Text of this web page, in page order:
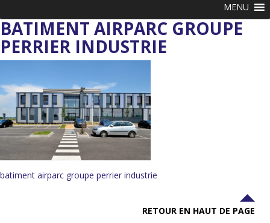
MENU
BATIMENT AIRPARC GROUPE
PERRIER INDUSTRIE
batiment airparc groupe perrier industrie
RETOUR EN HAUT DE PAGE